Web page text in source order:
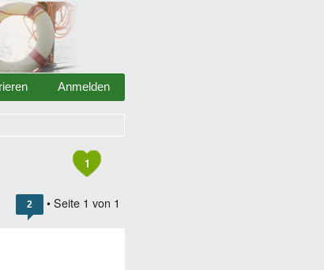
Anmelden
1
2 • Seite 1 von 1